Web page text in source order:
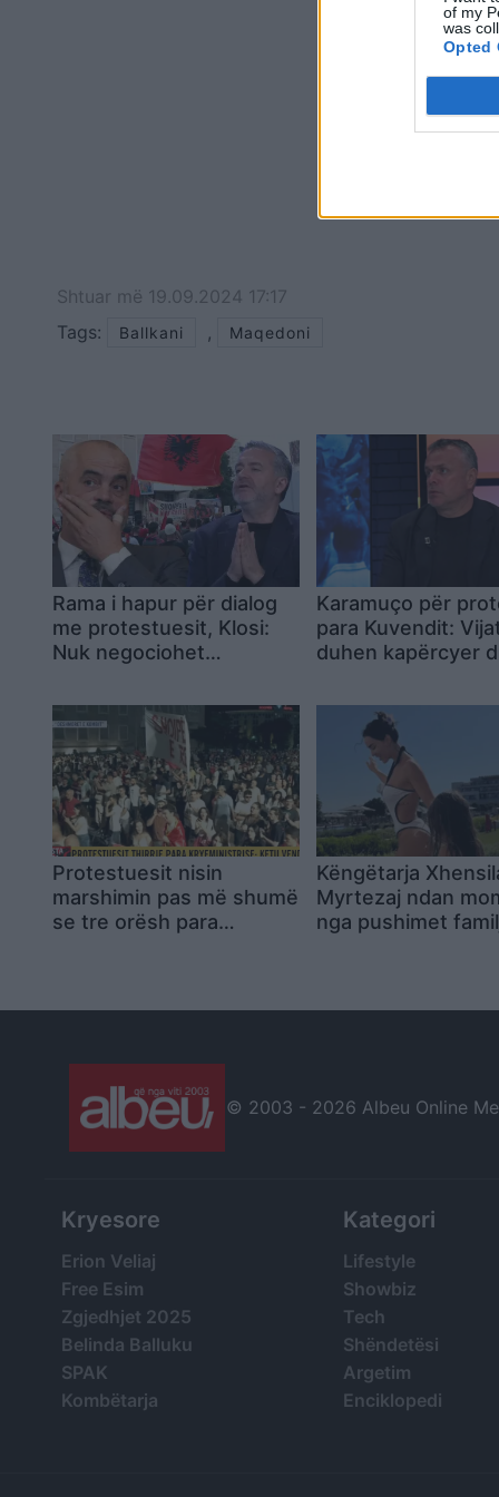
of my
was
Opted
Shtuar më 19.09.2024 17:17
Tags:
Ballkani , Maqedoni
Rama i hapur për dialog
me protestuesit, Klosi:
Nuk negociohet
Karamuço për
para Kuvendit:
duhen kapërcyer
Protestuesit nisin
marshimin pas më shumë
se tre orësh para
Këngëtarja
Myrtezaj ndan
nga pushimet
© 2003 - 2026 Albeu Online
Kryesore
Erion Veliaj
Free Esim
Zgjedhjet 2025
Belinda Balluku
SPAK
Kombëtarja
Kategori
Lifestyle
Showbiz
Tech
Shëndetësi
Argetim
Enciklopedi